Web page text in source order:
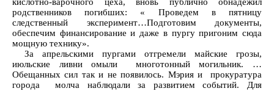
родственников погибших: « Проведем в пятницу
следственный эксперимент…Подготовим документы,
обеспечим финансирование и даже в пургу пригоним сюда
мощную технику».
За апрельскими пургами отгремели майские грозы,
июльские ливни омыли многотонный могильник. …
Обещанных сил так и не появилось. Мэрия и прокуратура
города молча наблюдали за развитием событий. Для